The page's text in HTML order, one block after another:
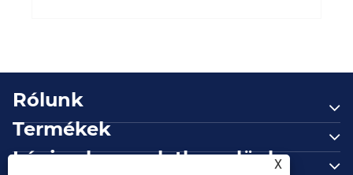
Rólunk
Termékek
Lépjen kapcsolatba velünk
X